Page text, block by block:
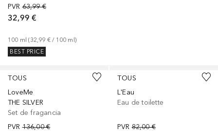
PVR 63,99 €
32,99 €
100 ml (32,99 € / 100 ml)
BEST PRICE
TOUS
LoveMe
THE SILVER
Set de fragancia
PVR 136,00 €
TOUS
L'Eau
Eau de toilette
PVR 82,00 €